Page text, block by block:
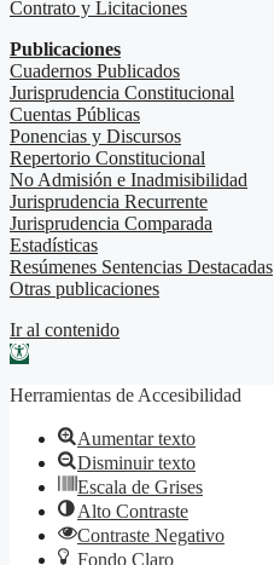
Contrato y Licitaciones
Publicaciones
Cuadernos Publicados
Jurisprudencia Constitucional
Cuentas Públicas
Ponencias y Discursos
Repertorio Constitucional
No Admisión e Inadmisibilidad
Jurisprudencia Recurrente
Jurisprudencia Comparada
Estadísticas
Resúmenes Sentencias Destacadas
Otras publicaciones
Ir al contenido
Abrir barra de herramientas
Herramientas de Accesibilidad
Aumentar texto
Disminuir texto
Escala de Grises
Alto Contraste
Contraste Negativo
Fondo Claro